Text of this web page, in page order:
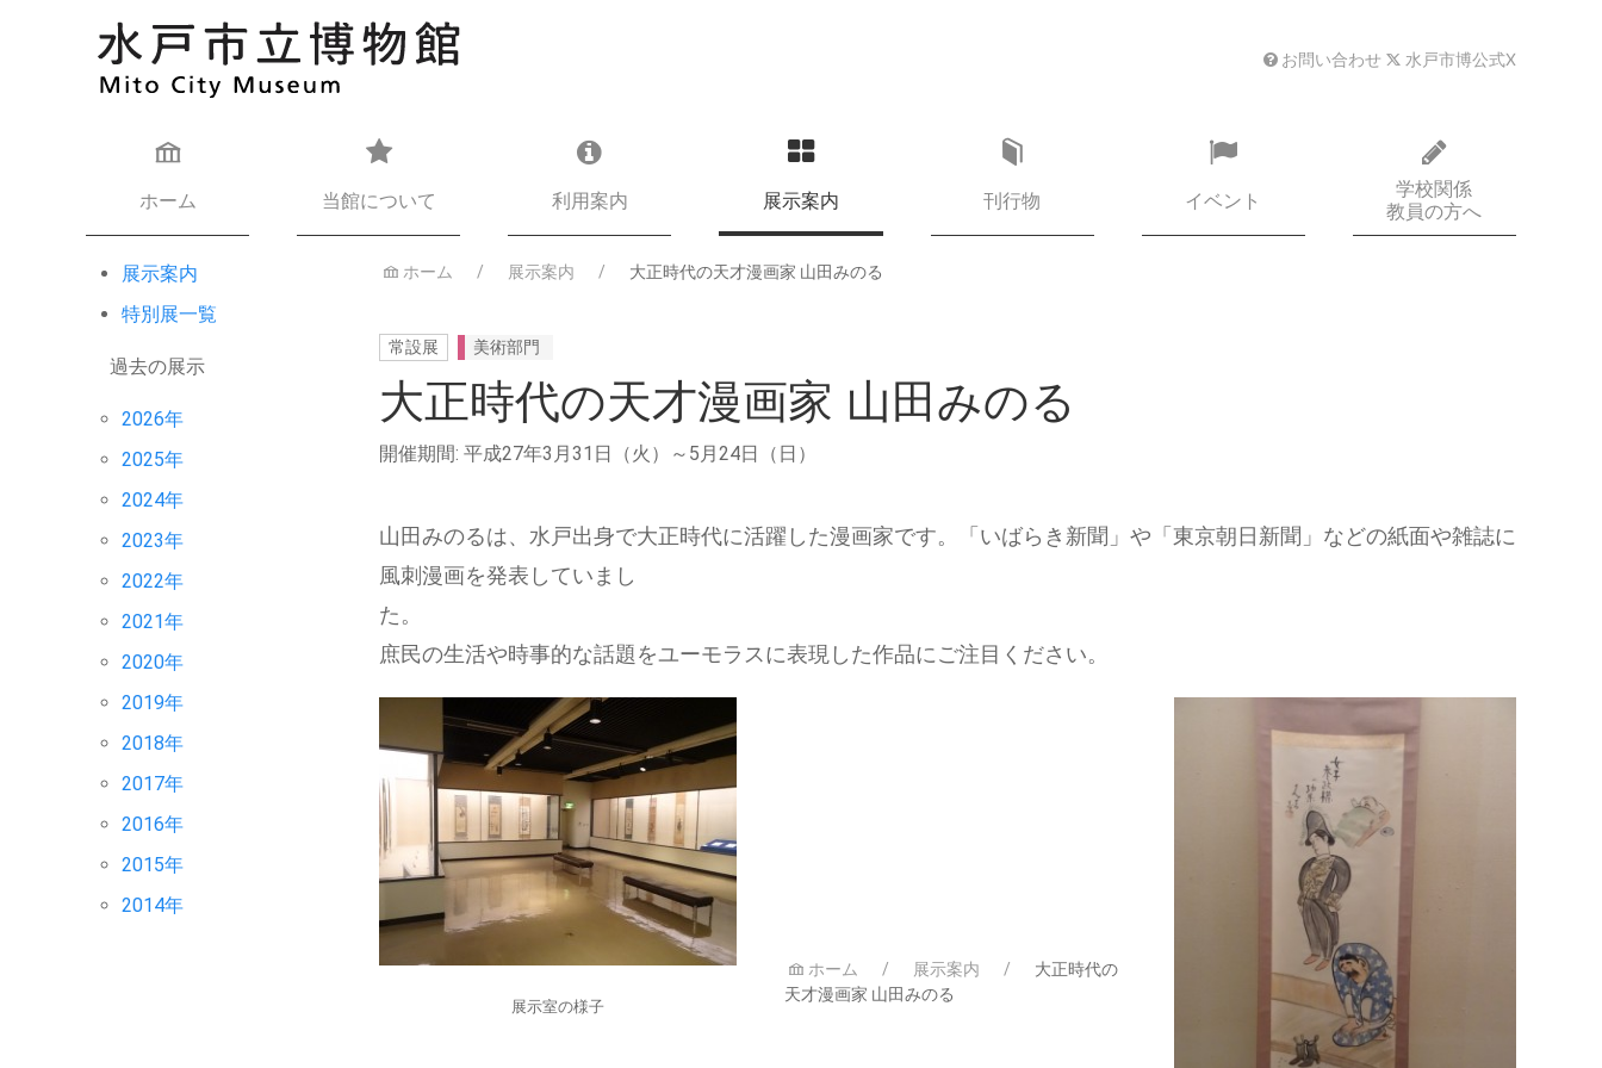
お問い合わせ 水戸市博公式X
ホーム 当館について 利用案内 展示案内 刊行物 イベント
学校関係
教員の方へ
ホーム 展示案内 大正時代の天才漫画家 山田みのる
常設展 美術部門
大正時代の天才漫画家 山田みのる
開催期間: 平成27年3月31日（火）～5月24日（日）
山田みのるは、水戸出身で大正時代に活躍した漫画家です。「いばらき新聞」や「東京朝日新聞」などの紙面や雑誌に
風刺漫画を発表していまし
た
庶民の生活や時事的な話題をユーモラスに表現した作品にご注目ください。
展示室の様子
ホーム 展示案内
大正時代の
天才漫画家 山田みのる
展示案内
特別展一覧
過去の展示
2026年
2025年
2024年
2023年
2022年
2021年
2020年
2019年
2018年
2017年
2016年
2015年
2014年